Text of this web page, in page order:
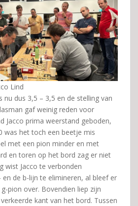
Lind
nu dus 3,5 – 3,5 en de stelling van
gaf weinig reden voor
Jacco prima weerstand geboden,
was het toch een beetje mis
met een pion minder en met
en toren op het bord zag er niet
wist Jacco te verbonden
de b-lijn te elimineren, al bleef er
pion over. Bovendien liep zijn
kant van het bord. Tussen